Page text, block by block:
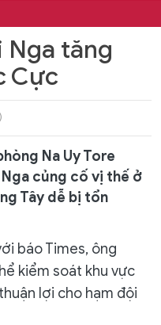
Nga tăng
Cực
Na Uy Tore
củng cố vị thế ở
Tây dễ bị tổn
báo Times, ông
kiểm soát khu vực
lợi cho hạm đội